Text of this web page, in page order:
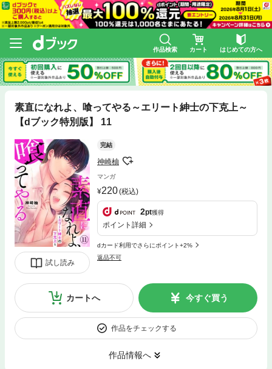
作品検索 カート はじめての方へ
素直になれよ、喰ってやる～エリート紳士の下克上～
【dブック特別版】 11
試し読み
完結
神崎柚
マンガ
220(税込)
2pt獲得
ポイント詳細
dカード利用でさらにポイント+2%
返品不可
カートへ 今すぐ買う
作品をチェックする
作品情報へ